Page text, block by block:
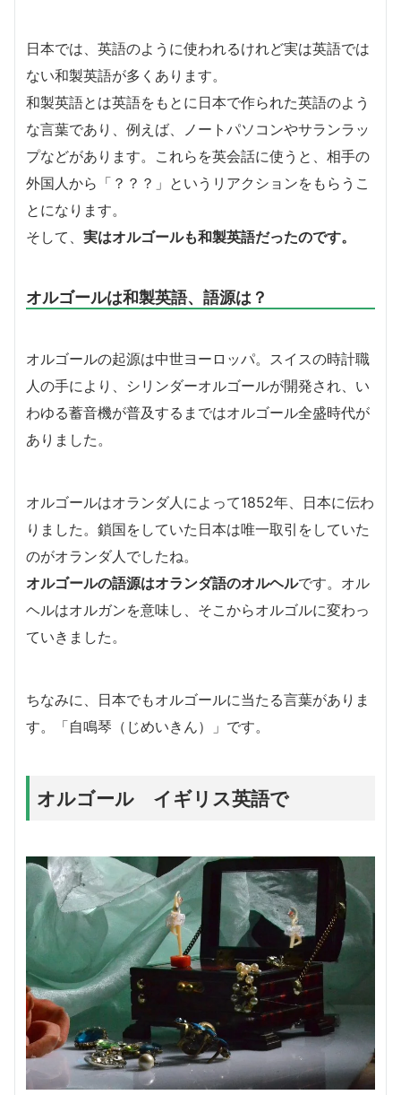
日本では、英語のように使われるけれど実は英語では
ない和製英語が多くあります。
和製英語とは英語をもとに日本で作られた英語のよう
な言葉であり、例えば、ノートパソコンやサランラッ
プなどがあります。これらを英会話に使うと、相手の
外国人から「？？？」というリアクションをもらうこ
とになります。
そして、 実はオルゴールも和製英語だったのです。
オルゴールは和製英語、語源は？
オルゴールの起源は中世ヨーロッパ。スイスの時計職
人の手により、シリンダーオルゴールが開発され、い
わゆる蓄音機が普及するまではオルゴール全盛時代が
ありました。
オルゴールはオランダ人によって1852年、日本に伝わ
りました。鎖国をしていた日本は唯一取引をしていた
のがオランダ人でしたね。
オルゴールの語源はオランダ語のオルヘルです。オル
ヘルはオルガンを意味し、そこからオルゴルに変わっ
ていきました。
ちなみに、日本でもオルゴールに当たる言葉がありま
す。「自鳴琴（じめいきん）」です。
オルゴール イギリス英語で